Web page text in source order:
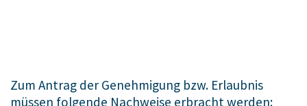
Zum Antrag der Genehmigung bzw. Erlaubnis
müssen folgende Nachweise erbracht werden: